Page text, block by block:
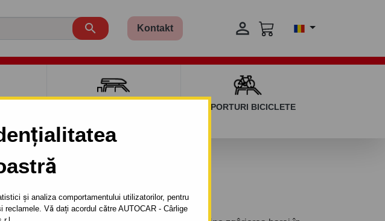
și analiza comportamentului utilizatorilor, pentru
Vă dați acordul către AUTOCAR - Cârlige
 Kontakt 
SUPORTURI BICICLETE
dock Protectie cupla al-ko
246412